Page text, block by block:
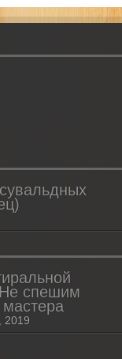
спешим
2019